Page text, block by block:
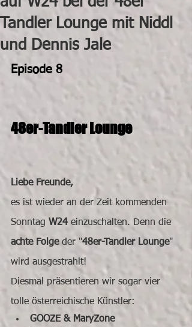
Tandler Lounge mit Niddl
und Dennis Jale
Episode 8
48er-Tandler Lounge
Liebe Freunde,
es ist wieder an der Zeit kommenden
Sonntag W24 einzuschalten. Denn die
achte Folge der "48er-Tandler Lounge"
wird ausgestrahlt!
Diesmal präsentieren wir sogar vier
tolle österreichische Künstler:
GOOZE & MaryZone